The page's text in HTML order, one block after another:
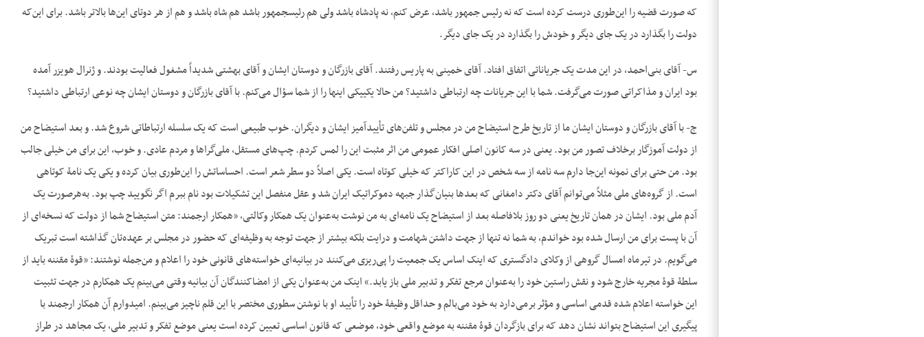
که صورت قضیه را این‌طوری درست کرده است که نه رئیس جمهور باشد، عرض کنم، نه پادشاه باشد ولی هم رئیس‎جمهور باشد هم شاه باشد و هم از هر دوتای این‌ها بالاتر باشد. برای این‌که
دولت را بگذارد در یک جای دیگر و خودش را بگذارد در یک جای دیگر.
س- آقای بنی‌احمد، در این مدت یک جریاناتی اتفاق افتاد. آقای خمینی به پاریس رفتند. آقای بازرگان و دوستان ایشان و آقای بهشتی شدیداً مشغول فعالیت بودند. و ژنرال هویزر آمده
بود ایران و مذاکراتی صورت می‌گرفت. شما با این جریانات چه ارتباطی داشتید؟ من حالا یکی‎یکی این‎ها را از شما سؤال می‌کنم. با آقای بازرگان و دوستان ایشان چه نوعی ارتباطی داشتید؟
ج- با آقای بازرگان و دوستان ایشان ما از تاریخ طرح استیضاح من در مجلس و تلفن‌های تأییدآمیز ایشان و دیگران. خوب طبیعی است که یک سلسله ارتباطاتی شروع شد. و بعد استیضاح من
از دولت ‌آموزگار برخلاف تصور من بود. یعنی در سه کانون اصلی افکار عمومی من اثر مثبت این را لمس کردم. چپ‌های مستقل، ملی‌گراها و مردم عادی. و خوب، این برای من خیلی جالب
بود. من حتی برای نمونه این‌جا دارم سه نامه از سه شخص در این کاراکتر که خیلی کوتاه است. یکی اصلاً دو سطر شعر است. احساساتش را این‌طوری بیان کرده و یکی یک نامۀ کوتاهی
است. از گروه‌های ملی مثلاً می‌توانم آقای دکتر دامغانی که بعدها بنیان‌گذار جبهه دموکراتیک ایران شد و عقل منفصل این تشکیلات بود نام ببرم اگر نگویید چپ بود. به‌هرصورت یک
آدم ملی بود. ایشان در همان تاریخ یعنی دو روز بلافاصله بعد از استیضاح یک نامه‌ای به من نوشت به‌عنوان یک همکار وکالتی، «همکار ارجمند: متن استیضاح شما از دولت که نسخه‌ای از
آن با پست برای من ارسال شده بود خواندم، به شما نه تنها از جهت داشتن شهامت و درایت بلکه بیشتر از جهت توجه به وظیفه‌ای که حضور در مجلس بر عهده‌تان گذاشته است تبریک
می‌گویم. در تیرماه امسال گروهی از وکلای دادگستری که اینک اساس یک جمعیت را پی‌ریزی می‌کنند در بیانیه‌ای خواسته‌های قانونی خود را اعلام و من‌جمله نوشتند: «قوۀ مقننه باید از
سلطۀ قوۀ مجریه خارج شود و نقش راستین خود را به‌عنوان مرجع تفکر و تدبیر ملی باز یابد.» اینک من به‌عنوان یکی از امضاکنندگان آن بیانیه وقتی می‌بینم یک همکارم در جهت تثبیت
این خواسته اعلام شده قدمی اساسی و مؤثر برمی‌دارد به خود می‌بالم و حداقل وظیفۀ خود را تأیید او با نوشتن سطوری مختصر با این قلم ناچیز می‌بینم. امیدوارم آن همکار ارجمند با
پیگیری این استیضاح بتواند نشان دهد که برای بازگردان قوۀ مقننه به موضع واقعی خود، موضعی که قانون اساسی تعیین کرده است یعنی موضع تفکر و تدبیر ملی، یک مجاهد در طراز